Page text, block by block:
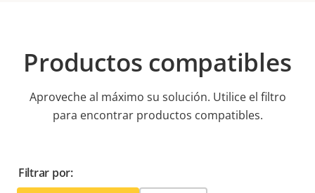
Productos compatibles
Aproveche al máximo su solución. Utilice el filtro
para encontrar productos compatibles.
Filtrar por: